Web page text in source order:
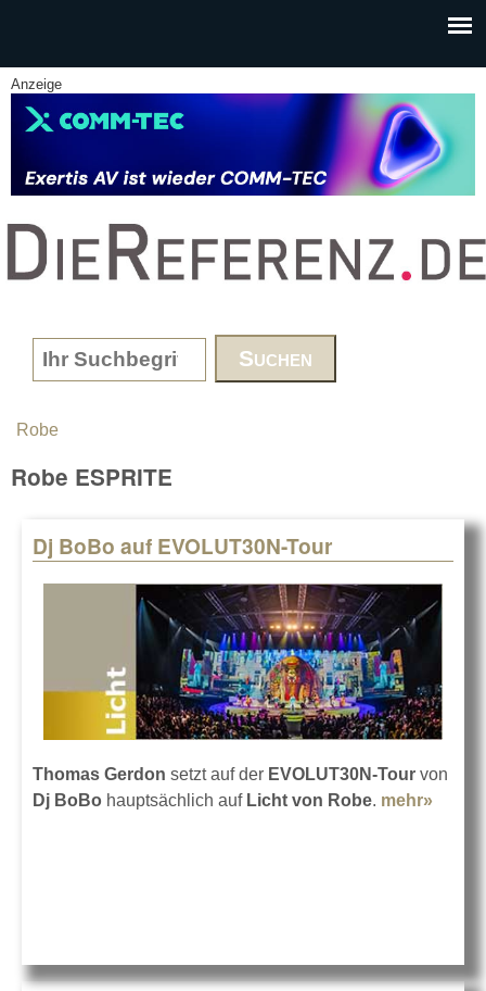
Anzeige
www.DieReferenz.de
Search form
You are here
Robe
Robe ESPRITE
Dj BoBo auf EVOLUT30N-Tour
Thomas Gerdon setzt auf der EVOLUT30N-Tour von
Dj BoBo hauptsächlich auf Licht von Robe. mehr»